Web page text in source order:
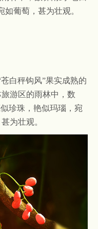
葡萄，甚为壮观。
白秤钩风”果实成熟的
游区的雨林中，数
珍珠，艳似玛瑙，宛
为壮观。